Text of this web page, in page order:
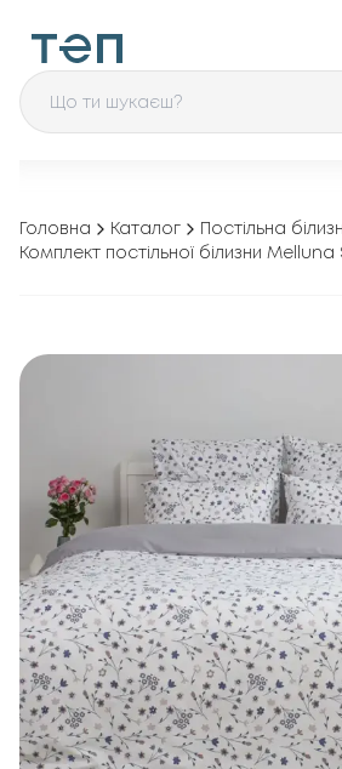
Головна Каталог
Постільна
Комплект постільної білизни